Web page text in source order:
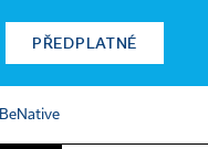
PŘEDPLATNÉ
BeNative